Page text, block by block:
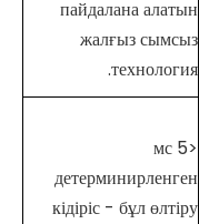
пайдалана алатын
жалғыз сымсыз
технология.
<5 мс
детерминирленген
кідіріс - бұл өлтіру